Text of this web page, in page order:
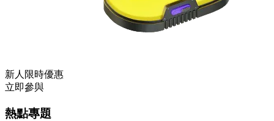
新人限時優惠
立即參與
熱點專題